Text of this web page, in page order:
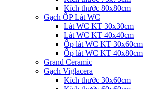
Kích thước 80x80cm
Gạch ỐP Lát WC
Lát WC KT 30x30cm
Lát WC KT 40x40cm
Ốp lát WC KT 30x60cm
Ốp lát WC KT 40x80cm
Grand Ceramic
Gạch Viglacera
Kích thước 30x60cm